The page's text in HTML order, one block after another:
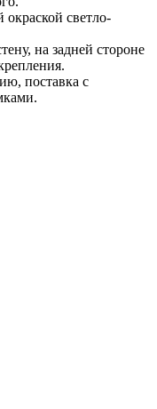
светло-
на задней стороне
поставка с